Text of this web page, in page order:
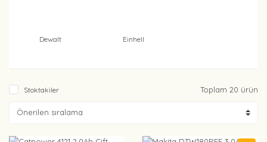
Dewalt Einhell
Stoktakiler Toplam 20 ürün